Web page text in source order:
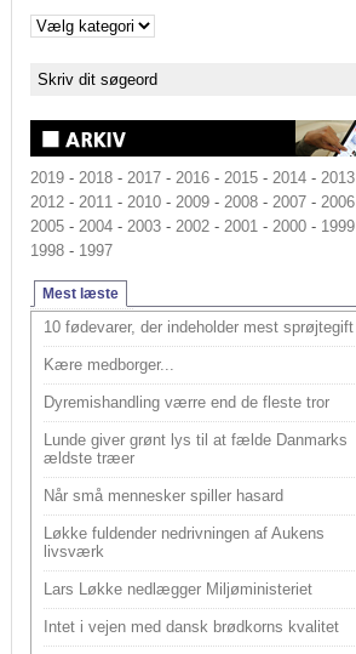
2019 - 2018 - 2017 - 2016 - 2015 - 2014 - 2013
2012 - 2011 - 2010 - 2009 - 2008 - 2007 - 2006
2005 - 2004 - 2003 - 2002 - 2001 - 2000 - 1999
1998 - 1997
Mest læste
10 fødevarer, der indeholder mest sprøjtegift
Kære medborger...
Dyremishandling værre end de fleste tror
Lunde giver grønt lys til at fælde Danmarks
ældste træer
Når små mennesker spiller hasard
Løkke fuldender nedrivningen af Aukens
livsværk
Lars Løkke nedlægger Miljøministeriet
Intet i vejen med dansk brødkorns kvalitet